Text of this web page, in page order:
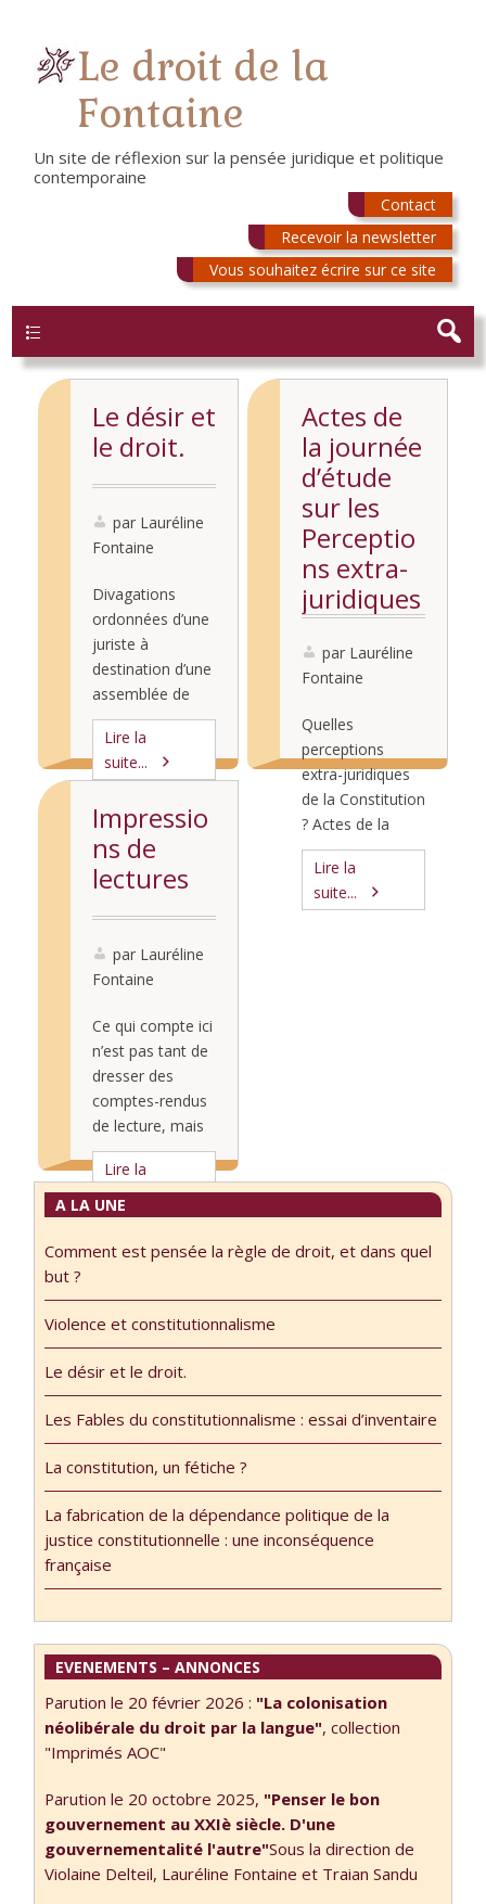
Le droit de la
Fontaine
Un site de réflexion sur la pensée juridique et politique
contemporaine
Contact
Recevoir la newsletter
Vous souhaitez écrire sur ce site
Le désir et
le droit.
par Lauréline
Fontaine
Divagations
ordonnées d’une
juriste à
destination d’une
assemblée de
psychanalystes[1
] Le désir et le
droit : en termes
la psychanalyse,
le déséquilibre
semble patent :
un bref aperçu de
la littérature
suffit à faire
apparaître que le
partie des grands
concepts de la
psychanalyse, ce
qui n’est pas le
cas du « droit »,
Lire la
suite...
Actes de
la journée
d’étude
sur les
Perceptio
ns extra-
juridiques
de la
Constituti
on (Partie
2/textes)
par Lauréline
Fontaine
Quelles
perceptions
extra-juridiques
de la Constitution
? Actes de la
journée d’étude
du 15 octobre,
Paris Sorbonne
nanosciences
sous le regard
(ou pas) de la
française, par
Bartenlian,
…
Lire la
suite...
Impressio
ns de
lectures
par Lauréline
Fontaine
Ce qui compte ici
n’est pas tant de
dresser des
comptes-rendus
de lecture, mais
de donner des
impressions de
lecture, à tort et
des calendriers.
pas été
alimentée depuis
2022 : Si j’ai lu
depuis, j’ai
beaucoup écrit
aussi,
notamment sur
les histoires que
dans ou hors …
Lire la
suite...
A LA UNE
Comment est pensée la règle de droit, et dans quel
but ?
Violence et constitutionnalisme
Le désir et le droit.
Les Fables du constitutionnalisme : essai d’inventaire
La constitution, un fétiche ?
La fabrication de la dépendance politique de la
justice constitutionnelle : une inconséquence
française
EVENEMENTS – ANNONCES
Parution le 20 février 2026 : "La colonisation
néolibérale du droit par la langue", collection
"Imprimés AOC"
Parution le 20 octobre 2025, "Penser le bon
gouvernement au XXIè siècle. D'une
gouvernementalité l'autre"Sous la direction de
Violaine Delteil, Lauréline Fontaine et Traian Sandu